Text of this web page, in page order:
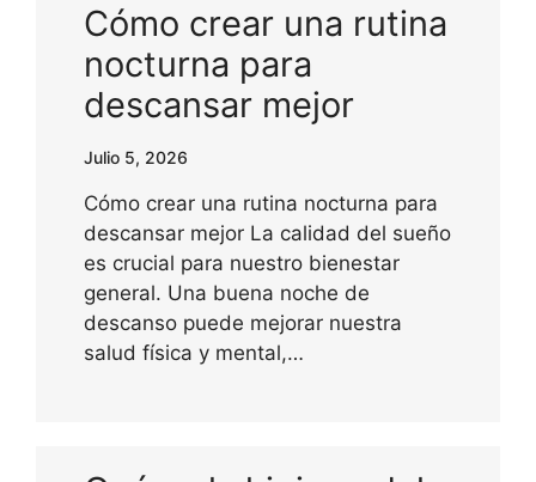
Cómo crear una rutina
nocturna para
descansar mejor
Julio 5, 2026
Cómo crear una rutina nocturna para
descansar mejor La calidad del sueño
es crucial para nuestro bienestar
general. Una buena noche de
descanso puede mejorar nuestra
salud física y mental,…